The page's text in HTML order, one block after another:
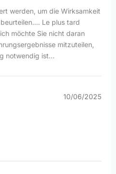
werden, um die Wirksamkeit
Le plus tard
möchte Sie nicht daran
mitzuteilen,
notwendig ist...
10/06/2025